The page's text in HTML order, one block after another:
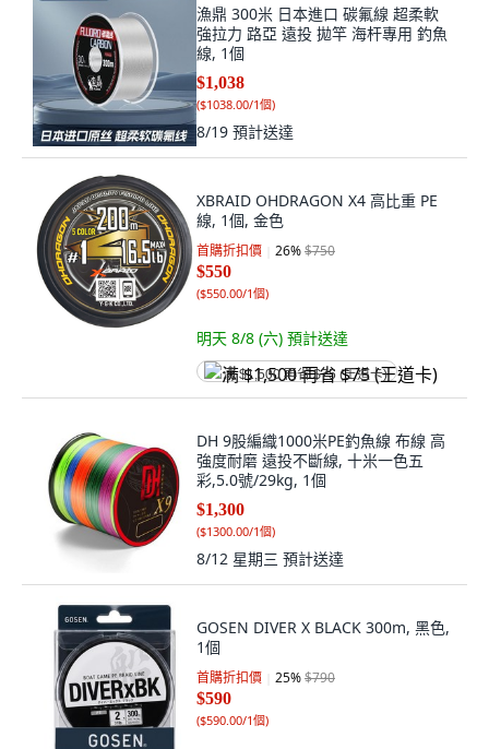
漁鼎 300米 日本進口 碳氟線 超柔軟
強拉力 路亞 遠投 拋竿 海杆專用 釣魚
線, 1個
$1,038
($1038.00/1個)
8/19 預計送達
XBRAID OHDRAGON X4 高比重 PE
線, 1個, 金色
首購折扣價 26%$750
$550
($550.00/1個)
明天 8/8 (六) 預計送達
满 $1,500 再省 $75 (王道卡)
DH 9股編織1000米PE釣魚線 布線 高
強度耐磨 遠投不斷線, 十米一色五
彩,5.0號/29kg, 1個
$1,300
($1300.00/1個)
8/12 星期三 預計送達
GOSEN DIVER X BLACK 300m, 黑色,
1個
首購折扣價 25%$790
$590
($590.00/1個)